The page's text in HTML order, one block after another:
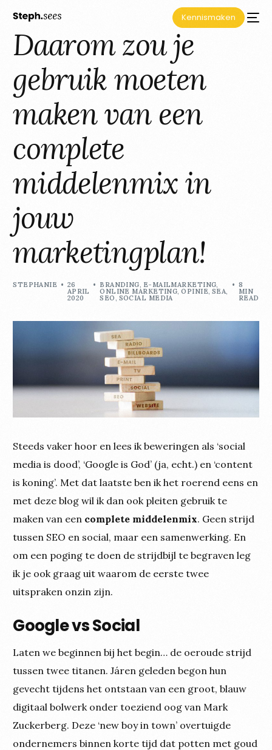
Kennismaken
Daarom zou je
gebruik moeten
maken van een
complete
middelenmix in
jouw
marketingplan!
STEPHANIE 26
APRIL
2020
BRANDING, E-MAILMARKETING,
ONLINE MARKETING,OPINIE, SEA,
SEO, SOCIAL MEDIA
8
MIN
READ
Steeds vaker hoor en lees ik beweringen als ‘social
media is dood’, ‘Google is God’ (ja, echt.) en ‘content
is koning’. Met dat laatste ben ik het roerend eens en
met deze blog wil ik dan ook pleiten gebruik te
maken van een complete middelenmix. Geen strijd
tussen SEO en social, maar een samenwerking. En
om een poging te doen de strijdbijl te begraven leg
ik je ook graag uit waarom de eerste twee
uitspraken onzin zijn.
Google vs Social
Laten we beginnen bij het begin… de oeroude strijd
tussen twee titanen. Járen geleden begon hun
gevecht tijdens het ontstaan van een groot, blauw
digitaal bolwerk onder toeziend oog van Mark
Zuckerberg. Deze ‘new boy in town’ overtuigde
ondernemers binnen korte tijd dat potten met goud